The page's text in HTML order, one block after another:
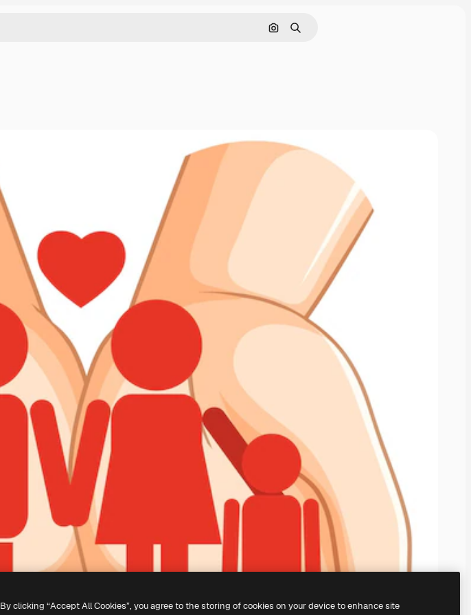
Cerca per immagine
Ricerca
By clicking “Accept All Cookies”, you agree to the storing of cookies on your device to enhance site